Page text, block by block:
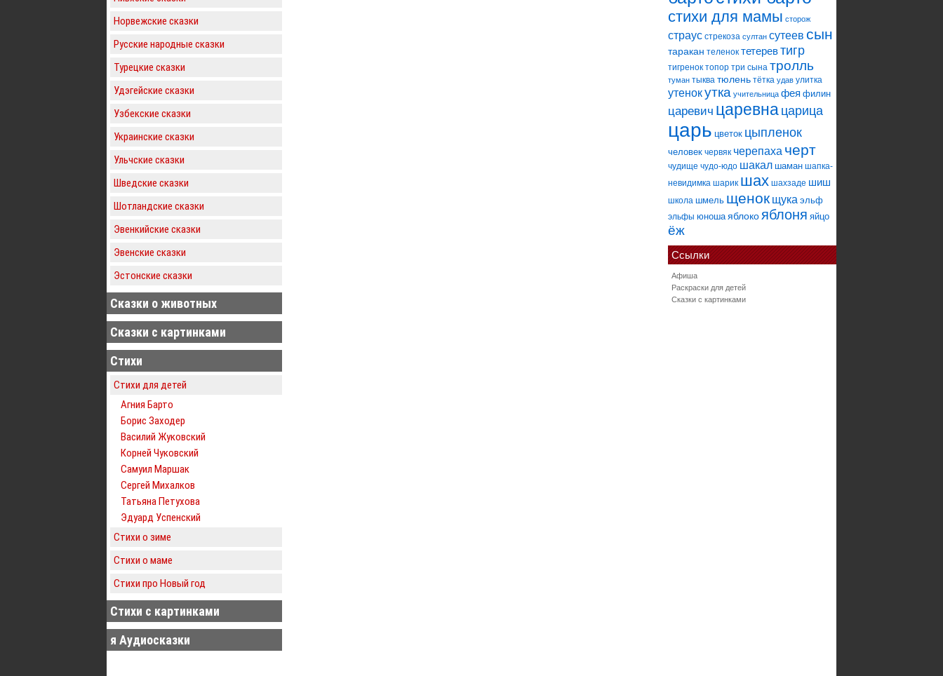
Норвежские сказки
Русские народные сказки
Турецкие сказки
Удэгейские сказки
Узбекские сказки
Украинские сказки
Ульчские сказки
Шведские сказки
Шотландские сказки
Эвенкийские сказки
Эвенские сказки
Эстонские сказки
Сказки о животных
Сказки с картинками
Стихи
Стихи для детей
Агния Барто
Борис Заходер
Василий Жуковский
Корней Чуковский
Самуил Маршак
Сергей Михалков
Татьяна Петухова
Эдуард Успенский
Стихи о зиме
Стихи о маме
Стихи про Новый год
Стихи с картинками
я Аудиосказки
стихи для мамы сторож
страус стрекоза султан сутеев сын
таракан теленок тетеревтигр
тигренок топор три сына тролль
туман тыква тюлень тётка удав улитка
утенокутка учительница фея филин
царевич царевна царица
царь цветок цыпленок
человек червяк черепаха черт
чудище чудо-юдо шакал шаман шапка-
невидимка шарик шах шахзаде шиш
школа шмель щенок щука эльф
эльфы юноша яблоко яблоня яйцо
ёж
Ссылки
Афиша
Раскраски для детей
Сказки с картинками